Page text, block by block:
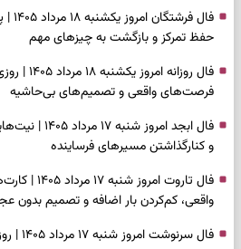
حفظ تمرکز و بازگشت به چیزهای مهم
فال
فرصت‌های واقعی و تصمیم‌های بی‌حاشیه
فال ابجد
و کنارگذاشتن مسیرهای فرساینده
فال تاروت
واقعی، کم‌کردن بار اضافه و تصمیم بدون
فال